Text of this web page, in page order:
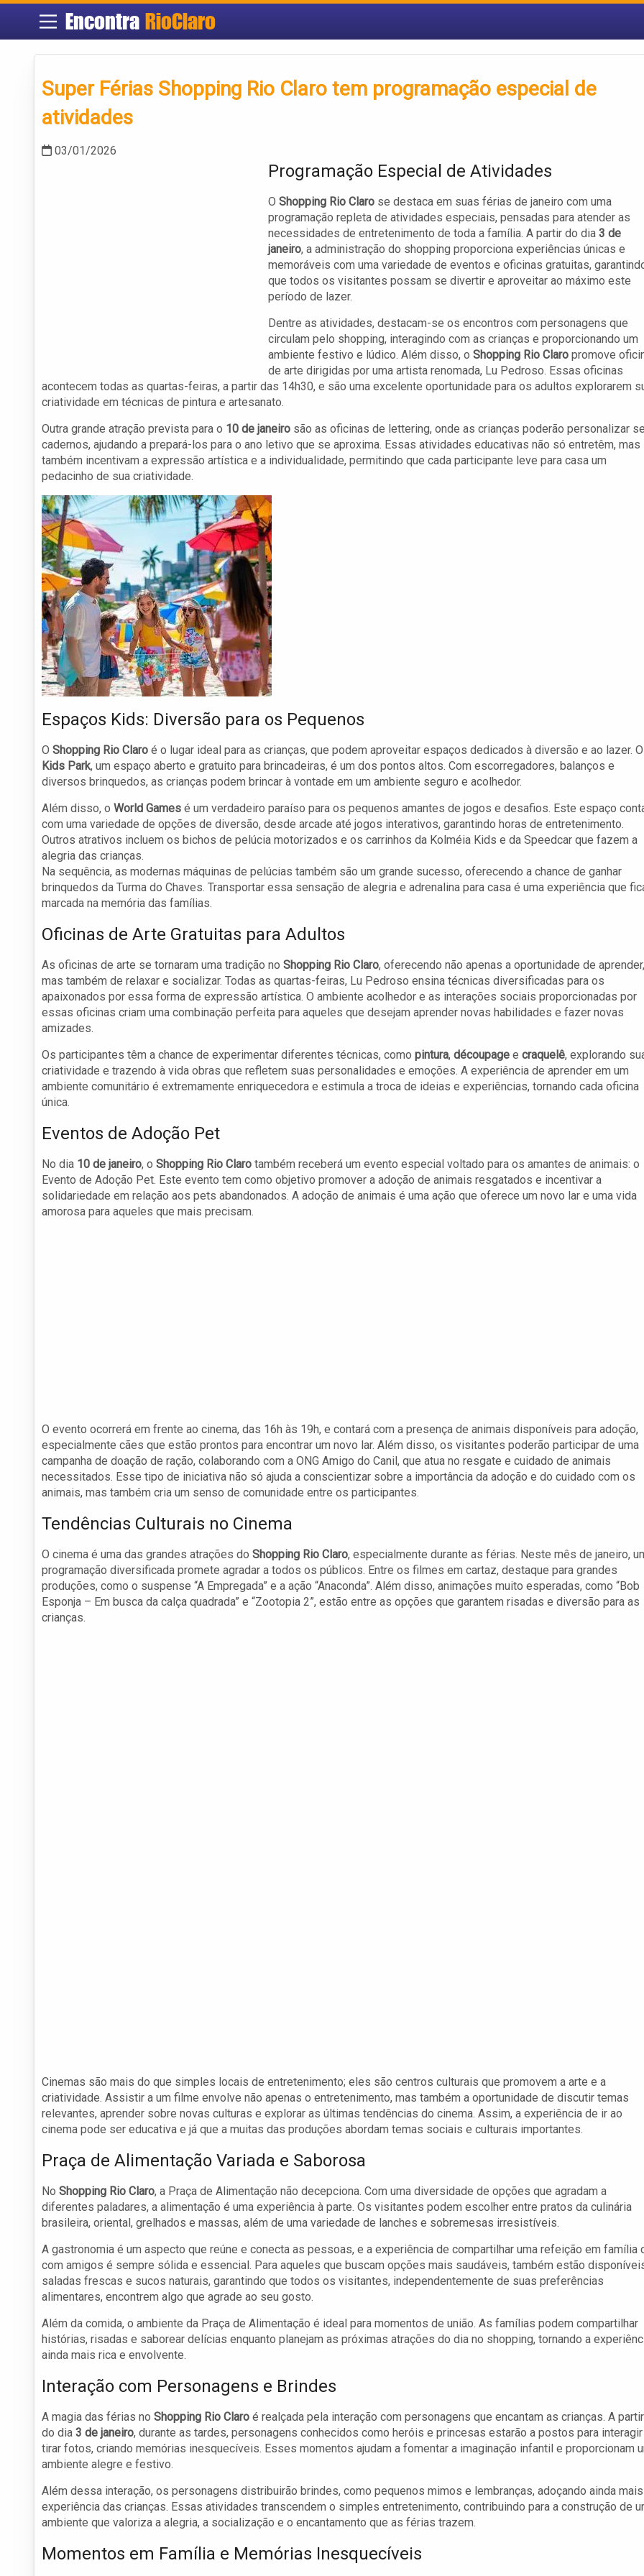
Encontra RioClaro
Super Férias Shopping Rio Claro tem programação especial de
atividades
03/01/2026
Programação Especial de Atividades
O Shopping Rio Claro se destaca em suas férias de janeiro com uma
programação repleta de atividades especiais, pensadas para atender as
necessidades de entretenimento de toda a família. A partir do dia 3 de
janeiro, a administração do shopping proporciona experiências únicas e
memoráveis com uma variedade de eventos e oficinas gratuitas,
que todos os visitantes possam se divertir e aproveitar ao máximo este
período de lazer.
Dentre as atividades, destacam-se os encontros com personagens que
circulam pelo shopping, interagindo com as crianças e proporcionando um
ambiente festivo e lúdico. Além disso, o Shopping Rio Claro promove
de arte dirigidas por uma artista renomada, Lu Pedroso. Essas oficinas
acontecem todas as quartas-feiras, a partir das 14h30, e são uma excelente oportunidade para os adultos explorarem
criatividade em técnicas de pintura e artesanato.
Outra grande atração prevista para o 10 de janeiro são as oficinas de lettering, onde as crianças poderão personalizar
cadernos, ajudando a prepará-los para o ano letivo que se aproxima. Essas atividades educativas não só entretêm, mas
também incentivam a expressão artística e a individualidade, permitindo que cada participante leve para casa um
pedacinho de sua criatividade.
Espaços Kids: Diversão para os Pequenos
O Shopping Rio Claro é o lugar ideal para as crianças, que podem aproveitar espaços dedicados à diversão e ao lazer. O
Kids Park, um espaço aberto e gratuito para brincadeiras, é um dos pontos altos. Com escorregadores, balanços e
diversos brinquedos, as crianças podem brincar à vontade em um ambiente seguro e acolhedor.
Além disso, o World Games é um verdadeiro paraíso para os pequenos amantes de jogos e desafios. Este espaço
com uma variedade de opções de diversão, desde arcade até jogos interativos, garantindo horas de entretenimento.
Outros atrativos incluem os bichos de pelúcia motorizados e os carrinhos da Kolméia Kids e da Speedcar que fazem a
alegria das crianças.
Na sequência, as modernas máquinas de pelúcias também são um grande sucesso, oferecendo a chance de ganhar
brinquedos da Turma do Chaves. Transportar essa sensação de alegria e adrenalina para casa é uma experiência que
marcada na memória das famílias.
Oficinas de Arte Gratuitas para Adultos
As oficinas de arte se tornaram uma tradição no Shopping Rio Claro, oferecendo não apenas a oportunidade de aprender,
mas também de relaxar e socializar. Todas as quartas-feiras, Lu Pedroso ensina técnicas diversificadas para os
apaixonados por essa forma de expressão artística. O ambiente acolhedor e as interações sociais proporcionadas por
essas oficinas criam uma combinação perfeita para aqueles que desejam aprender novas habilidades e fazer novas
amizades.
Os participantes têm a chance de experimentar diferentes técnicas, como pintura, découpage e craquelê, explorando
criatividade e trazendo à vida obras que refletem suas personalidades e emoções. A experiência de aprender em um
ambiente comunitário é extremamente enriquecedora e estimula a troca de ideias e experiências, tornando cada oficina
única.
Eventos de Adoção Pet
No dia 10 de janeiro, o Shopping Rio Claro também receberá um evento especial voltado para os amantes de animais: o
Evento de Adoção Pet. Este evento tem como objetivo promover a adoção de animais resgatados e incentivar a
solidariedade em relação aos pets abandonados. A adoção de animais é uma ação que oferece um novo lar e uma vida
amorosa para aqueles que mais precisam.
O evento ocorrerá em frente ao cinema, das 16h às 19h, e contará com a presença de animais disponíveis para adoção,
especialmente cães que estão prontos para encontrar um novo lar. Além disso, os visitantes poderão participar de uma
campanha de doação de ração, colaborando com a ONG Amigo do Canil, que atua no resgate e cuidado de animais
necessitados. Esse tipo de iniciativa não só ajuda a conscientizar sobre a importância da adoção e do cuidado com os
animais, mas também cria um senso de comunidade entre os participantes.
Tendências Culturais no Cinema
O cinema é uma das grandes atrações do Shopping Rio Claro, especialmente durante as férias. Neste mês de janeiro,
programação diversificada promete agradar a todos os públicos. Entre os filmes em cartaz, destaque para grandes
produções, como o suspense “A Empregada” e a ação “Anaconda”. Além disso, animações muito esperadas, como “Bob
Esponja – Em busca da calça quadrada” e “Zootopia 2”, estão entre as opções que garantem risadas e diversão para as
crianças.
Cinemas são mais do que simples locais de entretenimento; eles são centros culturais que promovem a arte e a
criatividade. Assistir a um filme envolve não apenas o entretenimento, mas também a oportunidade de discutir temas
relevantes, aprender sobre novas culturas e explorar as últimas tendências do cinema. Assim, a experiência de ir ao
cinema pode ser educativa e já que a muitas das produções abordam temas sociais e culturais importantes.
Praça de Alimentação Variada e Saborosa
No Shopping Rio Claro, a Praça de Alimentação não decepciona. Com uma diversidade de opções que agradam a
diferentes paladares, a alimentação é uma experiência à parte. Os visitantes podem escolher entre pratos da culinária
brasileira, oriental, grelhados e massas, além de uma variedade de lanches e sobremesas irresistíveis.
A gastronomia é um aspecto que reúne e conecta as pessoas, e a experiência de compartilhar uma refeição em família
com amigos é sempre sólida e essencial. Para aqueles que buscam opções mais saudáveis, também estão
saladas frescas e sucos naturais, garantindo que todos os visitantes, independentemente de suas preferências
alimentares, encontrem algo que agrade ao seu gosto.
Além da comida, o ambiente da Praça de Alimentação é ideal para momentos de união. As famílias podem compartilhar
histórias, risadas e saborear delícias enquanto planejam as próximas atrações do dia no shopping, tornando a
ainda mais rica e envolvente.
Interação com Personagens e Brindes
A magia das férias no Shopping Rio Claro é realçada pela interação com personagens que encantam as crianças. A partir
do dia 3 de janeiro, durante as tardes, personagens conhecidos como heróis e princesas estarão a postos para
tirar fotos, criando memórias inesquecíveis. Esses momentos ajudam a fomentar a imaginação infantil e proporcionam
ambiente alegre e festivo.
Além dessa interação, os personagens distribuirão brindes, como pequenos mimos e lembranças, adoçando ainda
experiência das crianças. Essas atividades transcendem o simples entretenimento, contribuindo para a construção de
ambiente que valoriza a alegria, a socialização e o encantamento que as férias trazem.
Momentos em Família e Memórias Inesquecíveis